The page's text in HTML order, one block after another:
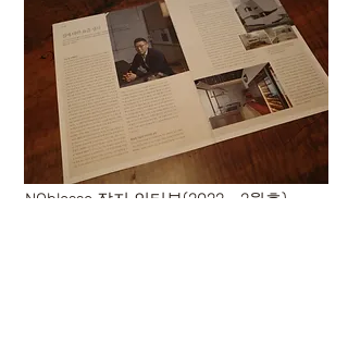
NOblesse 잡지 인터뷰(2022 - 2월호)